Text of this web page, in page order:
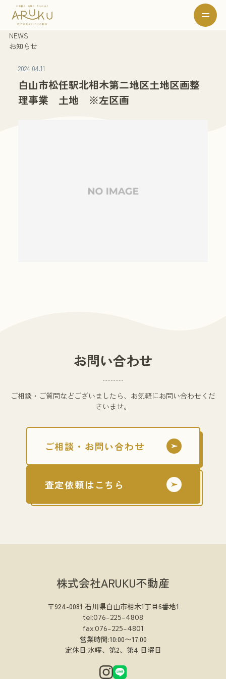
NEWS
お知らせ
2024.04.11
白山市松任駅北相木第二地区土地区画整
理事業 土地 ※左区画
お問い合わせ
ご相談・ご質問などございましたら、お気軽にお問い合わせくだ
さいませ。
ご相談・お問い合わせ
査定依頼はこちら
株式会社ARUKU不動産
〒924-0081 石川県白山市相木1丁目6番地1
tel:076-225-4808
fax:076-225-4801
営業時間:10:00〜17:00
定休日:水曜、第2、第4 日曜日